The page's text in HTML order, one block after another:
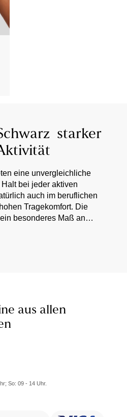
 starker
eine unvergleichliche
bei jeder aktiven
auch im beruflichen
Tragekomfort. Die
besonderes Maß an
Bewegung wird das
Sport von den
Eigenschaften der Sport-
klassischen Farbgebung zu
elegante Ergänzung
aus allen
So: 09 - 14 Uhr.